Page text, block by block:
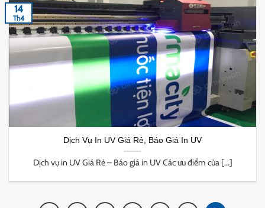
Dịch Vụ In UV Giá Rẻ, Báo Giá In UV
Dịch vụ in UV Giá Rẻ – Báo giá in UV Các ưu điểm của [...]
14
Th4